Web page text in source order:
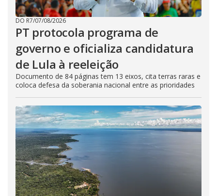
DO R7/07/08/2026
PT protocola programa de
governo e oficializa candidatura
de Lula à reeleição
Documento de 84 páginas tem 13 eixos, cita terras raras e
coloca defesa da soberania nacional entre as prioridades